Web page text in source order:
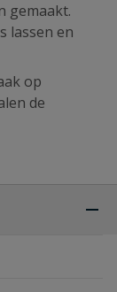
gemaakt.
lassen en
op
de